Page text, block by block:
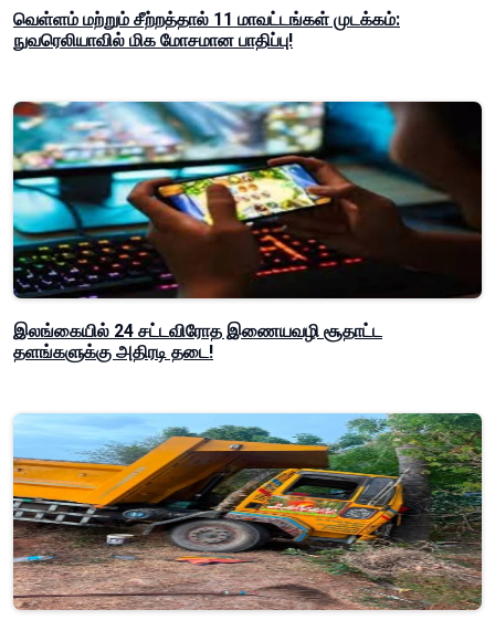
வெள்ளம் மற்றும் சீற்றத்தால் 11 மாவட்டங்கள் முடக்கம்:
நுவரெலியாவில் மிக மோசமான பாதிப்பு!
இலங்கையில் 24 சட்டவிரோத இணையவழி சூதாட்ட
தளங்களுக்கு அதிரடி தடை!